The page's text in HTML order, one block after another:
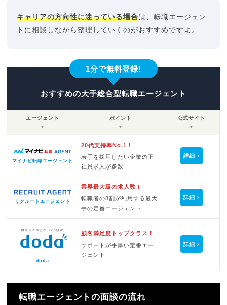
キャリアの方向性に迷っている場合は、転職エージェン
トに相談しながら整理していくのがおすすめですよ。
1分で無料登録!
おすすめの大手総合型転職エージェント
エージェント
▼
ポイント
▼
公式サイト
▼
マイナビ転職エージェント
20代支持率No.1！
若手を採用したい企業の正
社員求人が多数
詳細
リクルートエージェント
業界最大級の求人数！
転職者の8割が利用する最大
手の定番エージェント
詳細
doda
顧客満足度トップクラス！
サポートが手厚い定番エー
ジェント
詳細
転職エージェントの面談の流れ